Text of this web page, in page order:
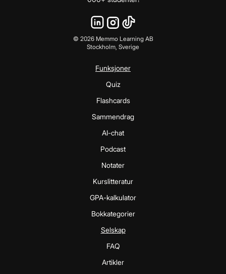
© 2026Memmo Learning AB
Stockholm, Sverige
Funksjoner
Quiz
Flashcards
Sammendrag
AI-chat
Podcast
Notater
Kurslitteratur
GPA-kalkulator
Bokkategorier
Selskap
FAQ
Artikler